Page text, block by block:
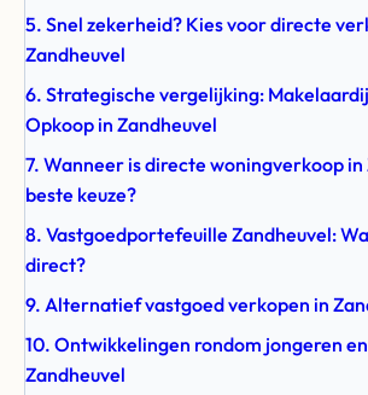
5. Snel zekerheid? Kies voor directe
Zandheuvel
6. Strategische vergelijking:
Opkoop in Zandheuvel
7. Wanneer is directe woningverkoop in
beste keuze?
8. Vastgoedportefeuille Zandheuvel:
direct?
9. Alternatief vastgoed verkopen in
10. Ontwikkelingen rondom jongeren
Zandheuvel